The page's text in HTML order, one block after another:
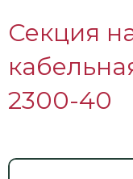
Секция
2300-40